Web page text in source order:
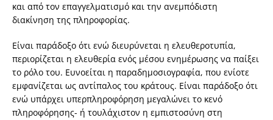
και από τον επαγγελματισμό και την ανεμπόδιστη
διακίνηση της πληροφορίας.
Είναι παράδοξο ότι ενώ διευρύνεται η ελευθεροτυπία,
περιορίζεται η ελευθερία ενός μέσου ενημέρωσης να παίξει
το ρόλο του. Ευνοείται η παραδημοσιογραφία, που ενίοτε
εμφανίζεται ως αντίπαλος του κράτους. Είναι παράδοξο ότι
ενώ υπάρχει υπερπληροφόρηση μεγαλώνει το κενό
πληροφόρησης- ή τουλάχιστον η εμπιστοσύνη στη